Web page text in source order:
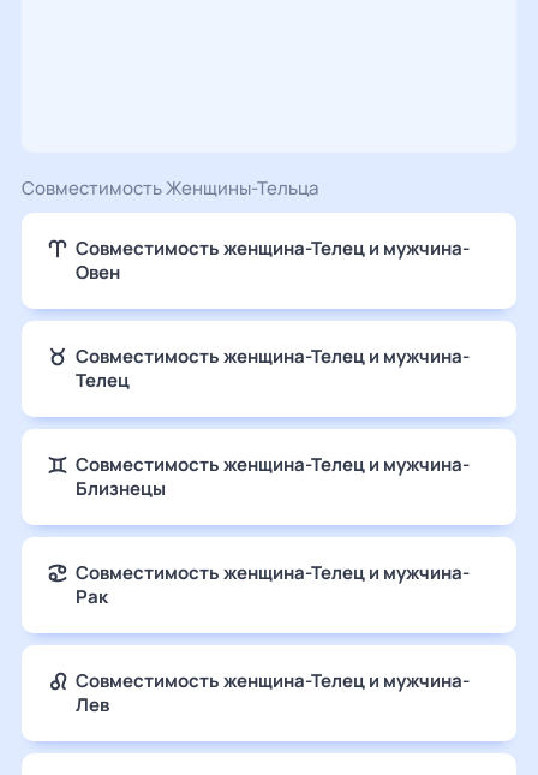
Совместимость Женщины-Тельца
Совместимость женщина-Телец и мужчина-
Овен
Совместимость женщина-Телец и мужчина-
Телец
Совместимость женщина-Телец и мужчина-
Близнецы
Совместимость женщина-Телец и мужчина-
Рак
Совместимость женщина-Телец и мужчина-
Лев